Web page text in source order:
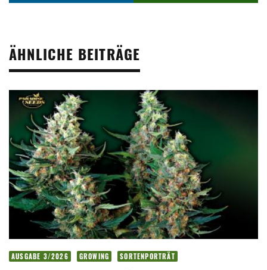
ÄHNLICHE BEITRÄGE
AUSGABE 3/2026 GROWING SORTENPORTRÄT